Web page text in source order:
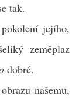
tak.
jejího,
zeměplaz
dobré.
našemu,